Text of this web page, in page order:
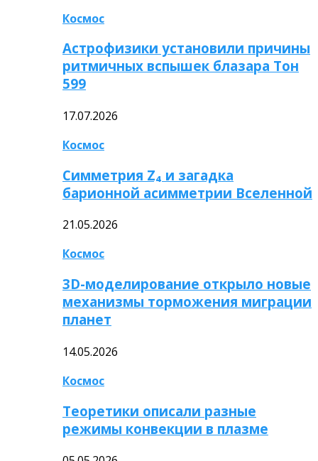
Космос
Астрофизики установили причины
ритмичных вспышек блазара Тон
599
17.07.2026
Космос
Симметрия Z₄ и загадка
барионной асимметрии Вселенной
21.05.2026
Космос
3D-моделирование открыло новые
механизмы торможения миграции
планет
14.05.2026
Космос
Теоретики описали разные
режимы конвекции в плазме